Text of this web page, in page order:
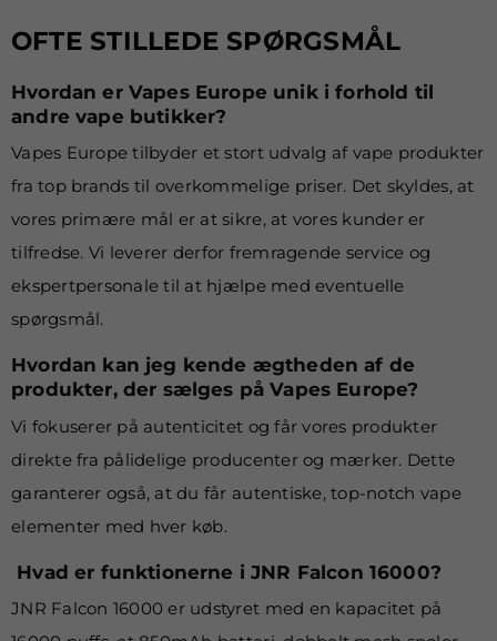
OFTE STILLEDE SPØRGSMÅL
Hvordan er Vapes Europe unik i forhold til
andre vape butikker?
Vapes Europe tilbyder et stort udvalg af vape produkter
fra top brands til overkommelige priser. Det skyldes, at
vores primære mål er at sikre, at vores kunder er
tilfredse. Vi leverer derfor fremragende service og
ekspertpersonale til at hjælpe med eventuelle
spørgsmål.
Hvordan kan jeg kende ægtheden af de
produkter, der sælges på Vapes Europe?
Vi fokuserer på autenticitet og får vores produkter
direkte fra pålidelige producenter og mærker. Dette
garanterer også, at du får autentiske, top-notch vape
elementer med hver køb.
Hvad er funktionerne i JNR Falcon 16000?
JNR Falcon 16000 er udstyret med en kapacitet på